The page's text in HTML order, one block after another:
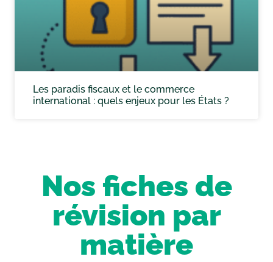
Les paradis fiscaux et le commerce
international : quels enjeux pour les États ?
Nos fiches de
révision par
matière